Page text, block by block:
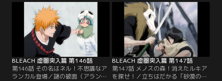
ントに虚圏（ウェコムンド）に来た
のか半信半疑の3人は、とにかく織
姫の居場所を求めて通路を進んでい
く。しかし、通路にはさまざまなト
ラップが仕掛けてあり、度々危機に
陥る…。【提供：バンダイチャンネ
ド）の地上に出る。そこは全てが夜
で白い砂だけが存在する世界だっ
た。地上に出てすぐに藍染の宮殿・
ラス・ノーチェスを見つけた3人
は、その巨大さに唖然とする…。
【提供：バンダイチャンネル】
BLEACH 虚圏突入篇 第146話
第146話 その名はネル！不思議なア
ランカル登場／謎の破面（アランカ
BLEACH 虚圏突入篇 第147話
第147話 メノスの森！消えたルキア
を探せ！／立ちはだかる「砂漠の番